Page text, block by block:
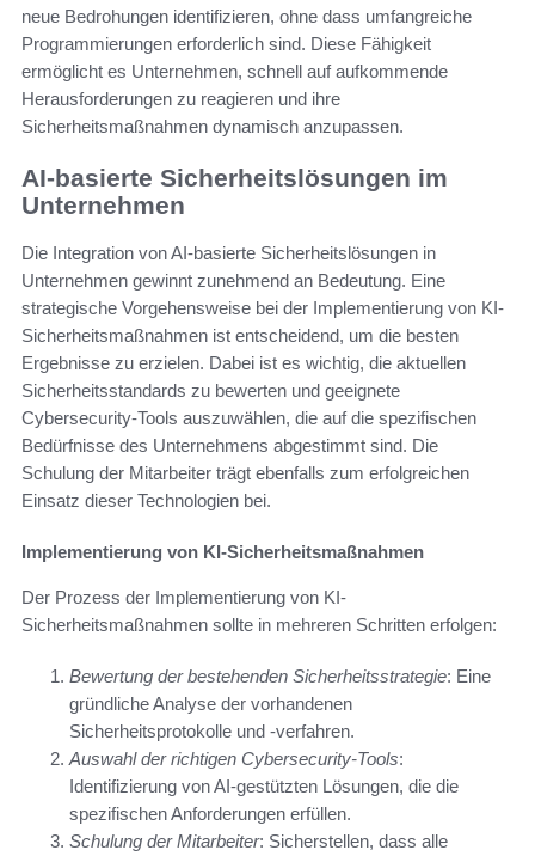
neue Bedrohungen identifizieren, ohne dass umfangreiche
Programmierungen erforderlich sind. Diese Fähigkeit
ermöglicht es Unternehmen, schnell auf aufkommende
Herausforderungen zu reagieren und ihre
Sicherheitsmaßnahmen dynamisch anzupassen.
AI-basierte Sicherheitslösungen im
Unternehmen
Die Integration von AI-basierte Sicherheitslösungen in
Unternehmen gewinnt zunehmend an Bedeutung. Eine
strategische Vorgehensweise bei der Implementierung von KI-
Sicherheitsmaßnahmen ist entscheidend, um die besten
Ergebnisse zu erzielen. Dabei ist es wichtig, die aktuellen
Sicherheitsstandards zu bewerten und geeignete
Cybersecurity-Tools auszuwählen, die auf die spezifischen
Bedürfnisse des Unternehmens abgestimmt sind. Die
Schulung der Mitarbeiter trägt ebenfalls zum erfolgreichen
Einsatz dieser Technologien bei.
Implementierung von KI-Sicherheitsmaßnahmen
Der Prozess der Implementierung von KI-
Sicherheitsmaßnahmen sollte in mehreren Schritten erfolgen:
Bewertung der bestehenden Sicherheitsstrategie: Eine
gründliche Analyse der vorhandenen
Sicherheitsprotokolle und -verfahren.
Auswahl der richtigen Cybersecurity-Tools:
Identifizierung von AI-gestützten Lösungen, die die
spezifischen Anforderungen erfüllen.
Schulung der Mitarbeiter: Sicherstellen, dass alle